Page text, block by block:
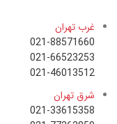
غرب تهران
021-88571660
021-66523253
021-46013512
شرق تهران
021-33615358